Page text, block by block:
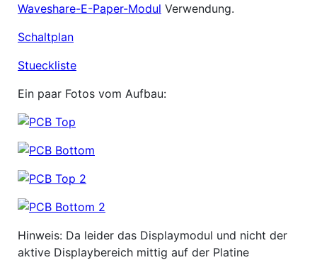
Waveshare-E-Paper-Modul Verwendung.
Schaltplan
Stueckliste
Ein paar Fotos vom Aufbau:
Hinweis: Da leider das Displaymodul und nicht der
aktive Displaybereich mittig auf der Platine